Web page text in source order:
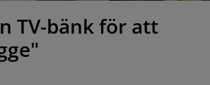
TV-bänk för att